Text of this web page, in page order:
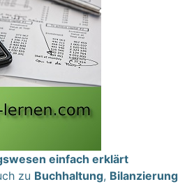
einfach erklärt
zu Buchhaltung, Bilanzierung